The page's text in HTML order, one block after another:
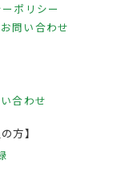
ポリシー
お問い合わせ
合わせ
方】